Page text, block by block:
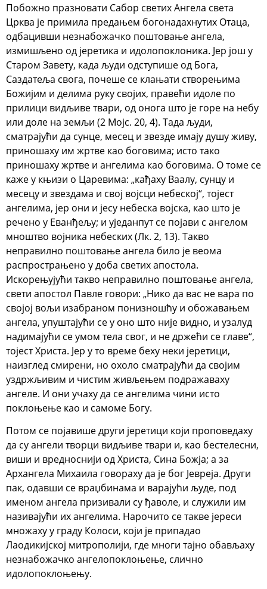
Побожно празновати Сабор светих Ангела света
Црква је примила предањем богонадахнутих Отаца,
одбацивши незнабожачко поштовање ангела,
измишљено од јеретика и идолопоклоника. Јер још у
Старом Завету, када људи одступише од Бога,
Саздатеља свога, почеше се клањати створењима
Божијим и делима руку својих, правећи идоле по
прилици видљиве твари, од онога што је горе на небу
или доле на земљи (2 Мојс. 20, 4). Тада људи,
сматрајући да сунце, месец и звезде имају душу живу,
приношаху им жртве као боговима; исто тако
приношаху жртве и ангелима као боговима. О томе се
каже у књизи о Царевима: „кађаху Ваалу, сунцу и
месецу и звездама и свој војсци небеској“, тојест
ангелима, јер они и јесу небеска војска, као што је
речено у Еванђељу; и уједанпут се појави с ангелом
мноштво војника небеских (Лк. 2, 13). Такво
неправилно поштовање ангела било је веома
распрострањено у доба светих апостола.
Искорењујући такво неправилно поштовање ангела,
свети апостол Павле говори: „Нико да вас не вара по
својој вољи изабраном понизношћу и обожавањем
ангела, упуштајући се у оно што није видно, и узалуд
надимајући се умом тела свог, и не држећи се главе“,
тојест Христа. Јер у то време беху неки јеретици,
наизглед смирени, но охоло сматрајући да својим
уздржљивим и чистим живљењем подражаваху
ангеле. И они учаху да се ангелима чини исто
поклоњење као и самоме Богу.
Потом се појавише други јеретици који проповедаху
да су ангели творци видљиве твари и, као бестелесни,
виши и вредноснији од Христа, Сина Божја; а за
Архангела Михаила говораху да је бог Јевреја. Други
пак, одавши се враџбинама и варајући људе, под
именом ангела призивали су ђаволе, и служили им
називајући их ангелима. Нарочито се такве јереси
множаху у граду Колоси, који је припадао
Лаодикијској митрополији, где многи тајно обављаху
незнабожачко ангелопоклоњење, слично
идолопоклоњењу.